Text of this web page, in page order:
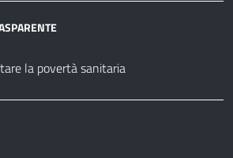
la povertà sanitaria